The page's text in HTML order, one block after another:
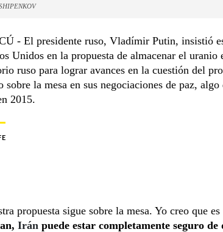
- El presidente ruso, Vladímir Putin, insistió
Unidos en la propuesta de almacenar el
ruso para lograr avances en la cuestión del
sobre la mesa en sus negociaciones de paz,
2015.
propuesta sigue sobre la mesa. Yo creo que
Irán puede estar completamente seguro